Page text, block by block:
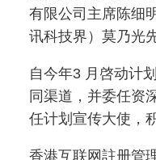
有限公司主席陈细
讯科技界）莫乃光
自今年3 月啓动计
同渠道，并委任资
任计划宣传大使，
香港互联网註册管